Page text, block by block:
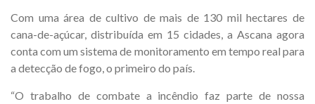
Com uma área de cultivo de mais de 130 mil hectares de
cana-de-açúcar, distribuída em 15 cidades, a Ascana agora
conta com um sistema de monitoramento em tempo real para
a detecção de fogo, o primeiro do país.
“O trabalho de combate a incêndio faz parte de nossa